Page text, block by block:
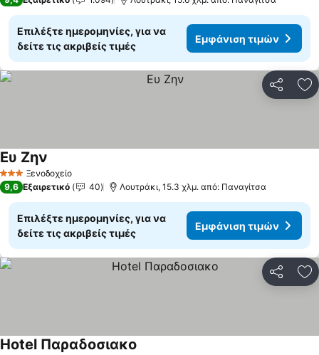
Επιλέξτε ημερομηνίες, για να
δείτε τις ακριβείς τιμές
Εμφάνιση τιμών
3 ΑστέριαΞενοδοχείο
Ευ Ζην
9,6 Εξαιρετικό 40 Λουτράκι, 15.3 χλμ. από: Παναγίτσα
Επιλέξτε ημερομηνίες, για να
δείτε τις ακριβείς τιμές
Εμφάνιση τιμών
Hotel Παραδοσιακο